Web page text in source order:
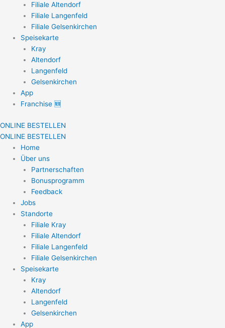
Filiale Altendorf
Filiale Langenfeld
Filiale Gelsenkirchen
Speisekarte
Kray
Altendorf
Langenfeld
Gelsenkirchen
App
Franchise 🆕
ONLINE BESTELLEN
ONLINE BESTELLEN
Home
Über uns
Partnerschaften
Bonusprogramm
Feedback
Jobs
Standorte
Filiale Kray
Filiale Altendorf
Filiale Langenfeld
Filiale Gelsenkirchen
Speisekarte
Kray
Altendorf
Langenfeld
Gelsenkirchen
App